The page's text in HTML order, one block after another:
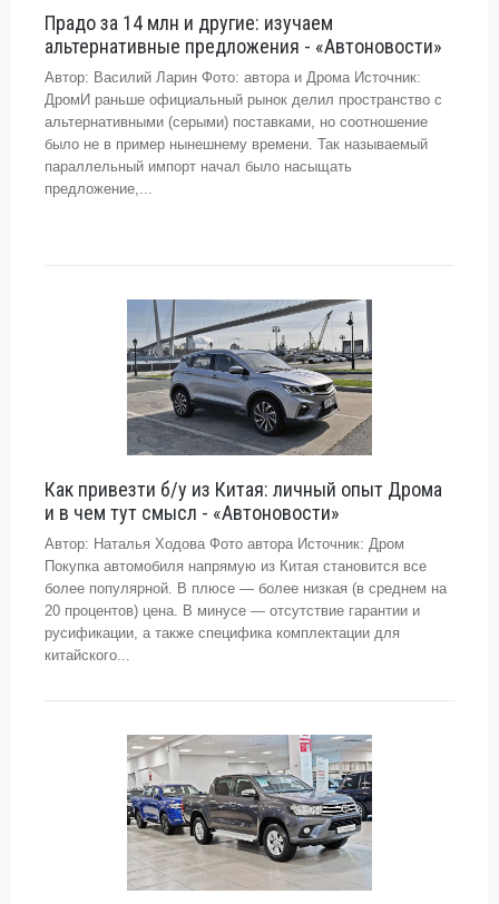
Прадо за 14 млн и другие: изучаем
альтернативные предложения - «Автоновости»
Автор: Василий Ларин Фото: автора и Дрома Источник:
ДромИ раньше официальный рынок делил пространство с
альтернативными (серыми) поставками, но соотношение
было не в пример нынешнему времени. Так называемый
параллельный импорт начал было насыщать
предложение,...
Как привезти б/у из Китая: личный опыт Дрома
и в чем тут смысл - «Автоновости»
Автор: Наталья Ходова Фото автора Источник: Дром
Покупка автомобиля напрямую из Китая становится все
более популярной. В плюсе — более низкая (в среднем на
20 процентов) цена. В минусе — отсутствие гарантии и
русификации, а также специфика комплектации для
китайского...